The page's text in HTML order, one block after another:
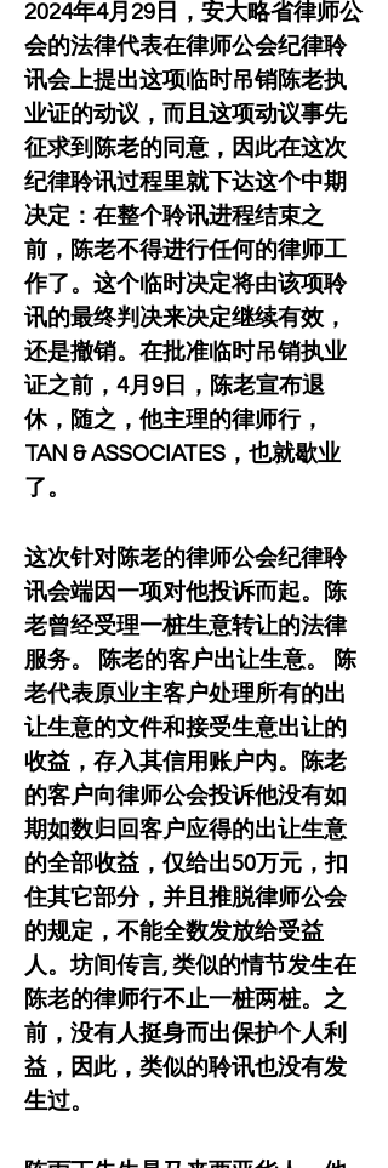
2024年4月29日，安大略省律师公
会的法律代表在律师公会纪律聆
讯会上提出这项临时吊销陈老执
业证的动议，而且这项动议事先
征求到陈老的同意，因此在这次
纪律聆讯过程里就下达这个中期
决定：在整个聆讯进程结束之
前，陈老不得进行任何的律师工
作了。这个临时决定将由该项聆
讯的最终判决来决定继续有效，
还是撤销。在批准临时吊销执业
证之前，4月9日，陈老宣布退
休，随之，他主理的律师行，
TAN & ASSOCIATES，也就歇业
了。
这次针对陈老的律师公会纪律聆
讯会端因一项对他投诉而起。陈
老曾经受理一桩生意转让的法律
服务。 陈老的客户出让生意。 陈
老代表原业主客户处理所有的出
让生意的文件和接受生意出让的
收益，存入其信用账户内。陈老
的客户向律师公会投诉他没有如
期如数归回客户应得的出让生意
的全部收益，仅给出50万元，扣
住其它部分，并且推脱律师公会
的规定，不能全数发放给受益
人。坊间传言, 类似的情节发生在
陈老的律师行不止一桩两桩。之
前，没有人挺身而出保护个人利
益，因此，类似的聆讯也没有发
生过。